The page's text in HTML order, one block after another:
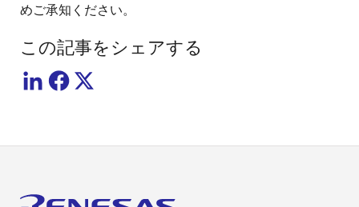
めご承知ください。
この記事をシェアする